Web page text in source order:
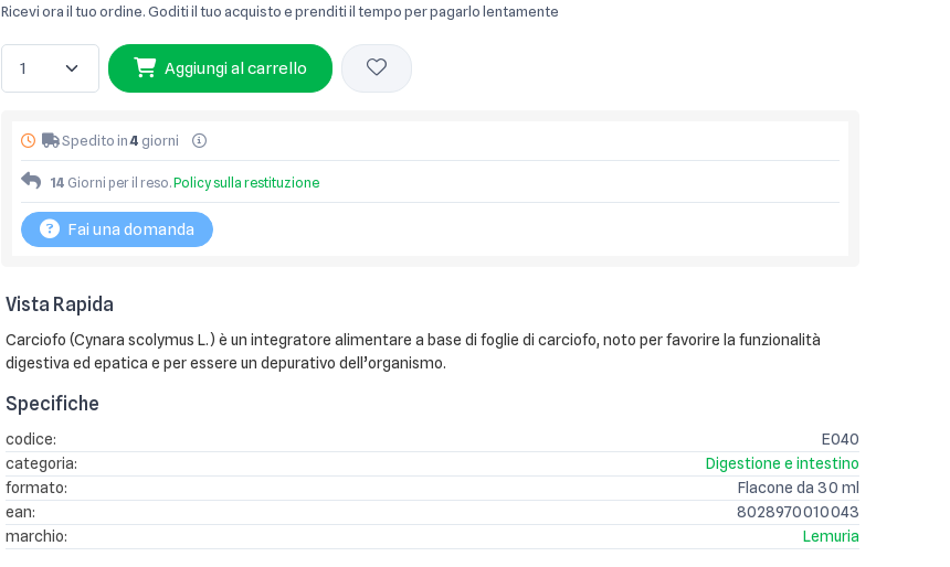
Ricevi ora il tuo ordine. Goditi il tuo acquisto e prenditi il tempo per pagarlo lentamente
Aggiungi al carrello
Spedito in4 giorni
14 Giorni per il reso.Policy sulla restituzione
Fai una domanda
Vista Rapida
Carciofo (Cynara scolymus L.) è un integratore alimentare a base di foglie di carciofo, noto per favorire la funzionalità
digestiva ed epatica e per essere un depurativo dell’organismo.
Specifiche
codice:
E040
categoria:
Digestione e intestino
formato:
Flacone da 30 ml
ean:
8028970010043
marchio:
Lemuria